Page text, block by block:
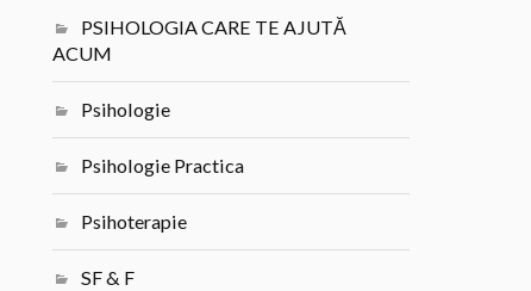
PSIHOLOGIA CARE TE AJUTĂ
ACUM
Psihologie
Psihologie Practica
Psihoterapie
SF & F